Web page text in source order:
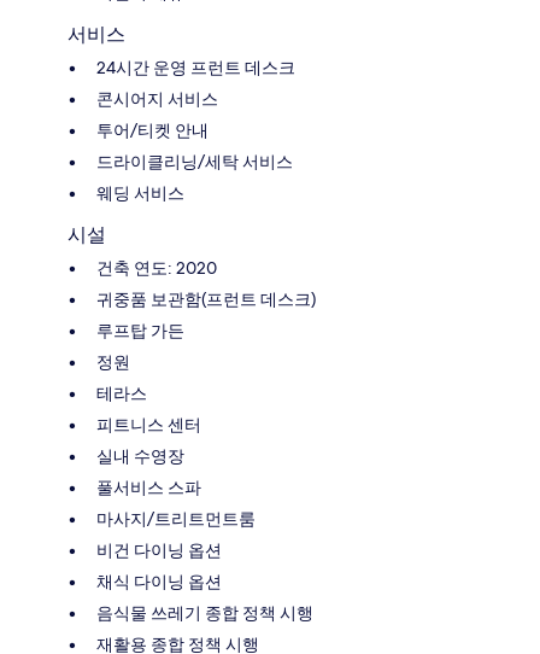
서비스
24시간 운영 프런트 데스크
콘시어지 서비스
투어/티켓 안내
드라이클리닝/세탁 서비스
웨딩 서비스
시설
건축 연도: 2020
귀중품 보관함(프런트 데스크)
루프탑 가든
정원
테라스
피트니스 센터
실내 수영장
풀서비스 스파
마사지/트리트먼트룸
비건 다이닝 옵션
채식 다이닝 옵션
음식물 쓰레기 종합 정책 시행
재활용 종합 정책 시행